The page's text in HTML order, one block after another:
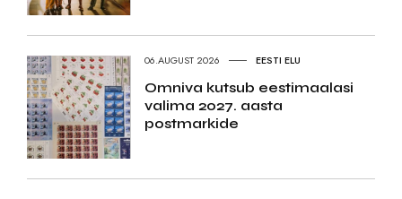
06.AUGUST 2026 EESTI ELU
Omniva kutsub eestimaalasi
valima 2027. aasta
postmarkide